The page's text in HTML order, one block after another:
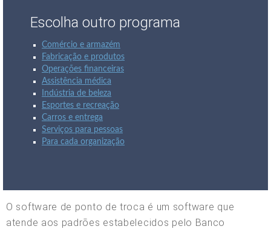
Escolha outro programa
Comércio e armazém
Fabricação e produtos
Operações financeiras
Assistência médica
Indústria de beleza
Esportes e recreação
Carros e entrega
Serviços para pessoas
Para cada organização
O software de ponto de troca é um software que
atende aos padrões estabelecidos pelo Banco